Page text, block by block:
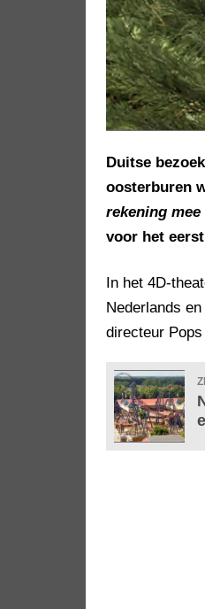
Duitse
oosterburen
rekening
voor het
In het 4D-
Nederlands
directeur